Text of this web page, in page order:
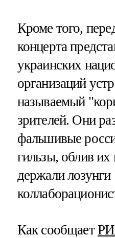
Кроме того,
концерта
украинских
организаций
называемый
зрителей. Они
фальшивые
гильзы, облив их
держали
Как сообщает